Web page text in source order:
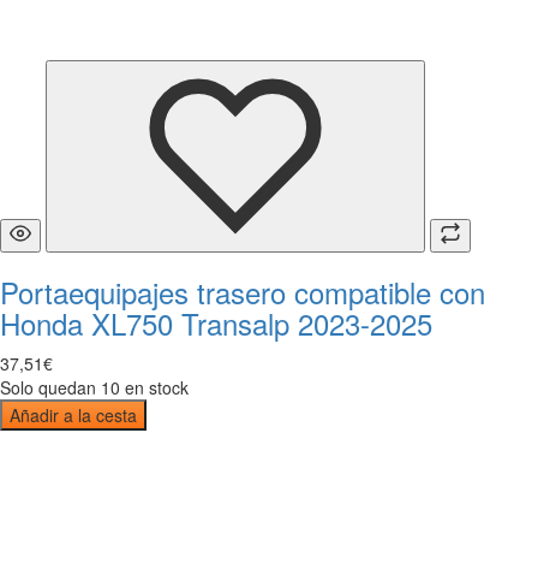
Portaequipajes trasero compatible con
Honda XL750 Transalp 2023-2025
37,51€
Solo quedan 10 en stock
Añadir a la cesta